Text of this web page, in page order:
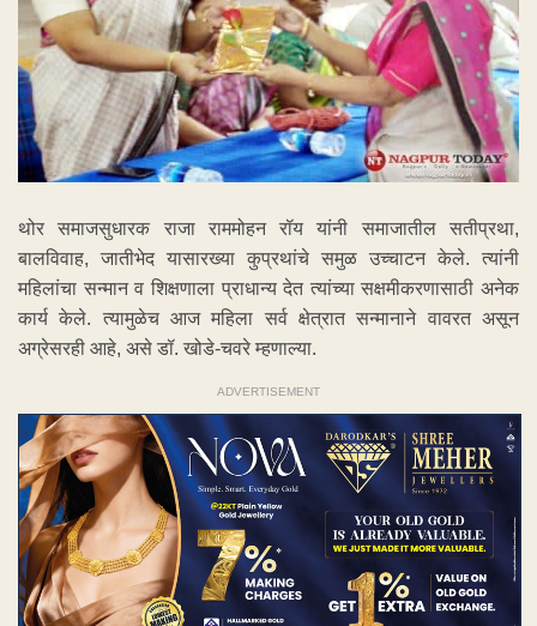
थोर समाजसुधारक राजा राममोहन रॉय यांनी समाजातील सतीप्रथा,
बालविवाह, जातीभेद यासारख्या कुप्रथांचे समुळ उच्चाटन केले. त्यांनी
महिलांचा सन्मान व शिक्षणाला प्राधान्य देत त्यांच्या सक्षमीकरणासाठी अनेक
कार्य केले. त्यामुळेच आज महिला सर्व क्षेत्रात सन्मानाने वावरत असून
अग्रेसरही आहे, असे डॉ. खोडे-चवरे म्हणाल्या.
ADVERTISEMENT